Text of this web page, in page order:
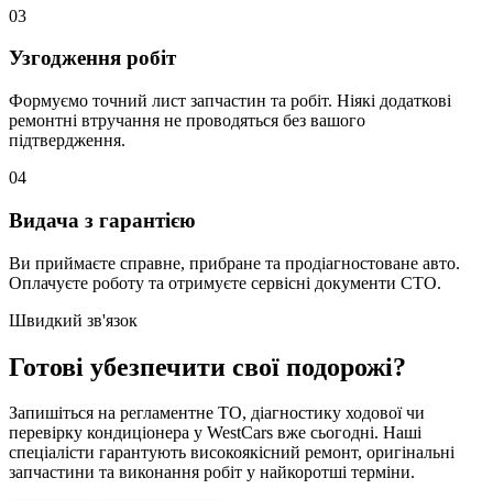
03
Узгодження робіт
Формуємо точний лист запчастин та робіт. Ніякі додаткові
ремонтні втручання не проводяться без вашого
підтвердження.
04
Видача з гарантією
Ви приймаєте справне, прибране та продіагностоване авто.
Оплачуєте роботу та отримуєте сервісні документи СТО.
Швидкий зв'язок
Готові убезпечити свої подорожі?
Запишіться на регламентне ТО, діагностику ходової чи
перевірку кондиціонера у WestCars вже сьогодні. Наші
спеціалісти гарантують високоякісний ремонт, оригінальні
запчастини та виконання робіт у найкоротші терміни.